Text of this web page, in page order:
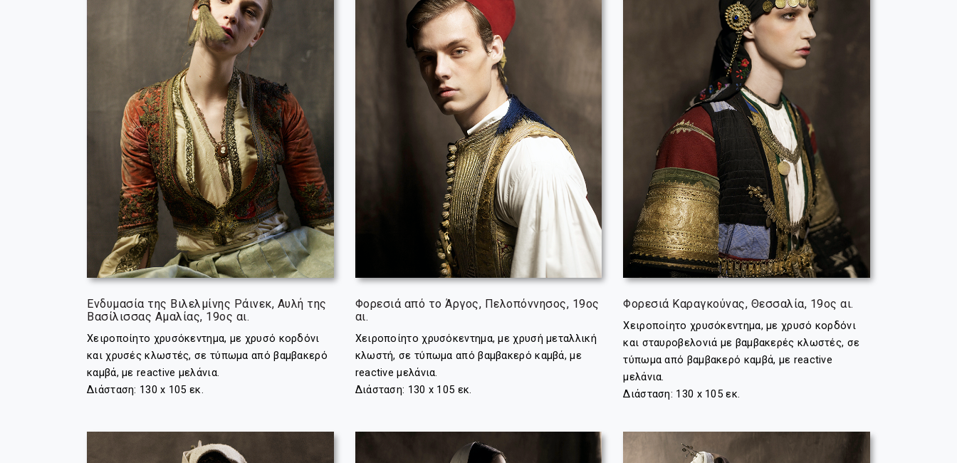
Ενδυμασία της Βιλελμίνης Ράινεκ, Αυλή της
Βασίλισσας Αμαλίας, 19ος αι.
Χειροποίητο χρυσόκεντημα, με χρυσό κορδόνι
και χρυσές κλωστές, σε τύπωμα από βαμβακερό
καμβά, με reactive μελάνια.
Διάσταση: 130 x 105 εκ.
Φορεσιά από το Άργος, Πελοπόννησος, 19ος
αι.
Χειροποίητο χρυσόκεντημα, με χρυσή μεταλλική
κλωστή, σε τύπωμα από βαμβακερό καμβά, με
reactive μελάνια.
Διάσταση: 130 x 105 εκ.
Φορεσιά Καραγκούνας, Θεσσαλία, 19ος αι.
Χειροποίητο χρυσόκεντημα, με χρυσό κορδόνι
και σταυροβελονιά με βαμβακερές κλωστές, σε
τύπωμα από βαμβακερό καμβά, με reactive
μελάνια.
Διάσταση: 130 x 105 εκ.